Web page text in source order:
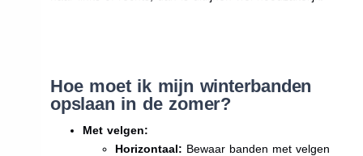
Hoe moet ik mijn winterbanden
opslaan in de zomer?
Met velgen:
Horizontaal: Bewaar banden met velgen